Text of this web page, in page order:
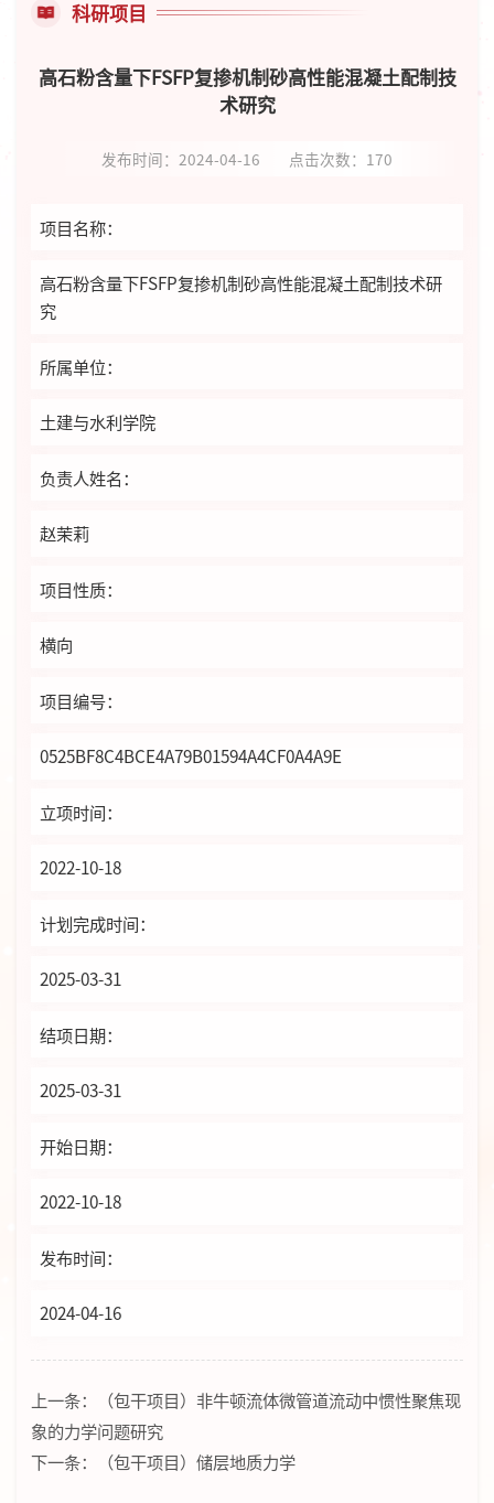
科研项目
高石粉含量下FSFP复掺机制砂高性能混凝土配制技
术研究
发布时间：2024-04-16 点击次数： 170
项目名称：
高石粉含量下FSFP复掺机制砂高性能混凝土配制技术研
究
所属单位：
土建与水利学院
负责人姓名：
赵茉莉
项目性质：
横向
项目编号：
0525BF8C4BCE4A79B01594A4CF0A4A9E
立项时间：
2022-10-18
计划完成时间：
2025-03-31
结项日期：
2025-03-31
开始日期：
2022-10-18
发布时间：
2024-04-16
上一条：
（包干项目）非牛顿流体微管道流动中惯性聚焦现
象的力学问题研究
下一条：
（包干项目）储层地质力学